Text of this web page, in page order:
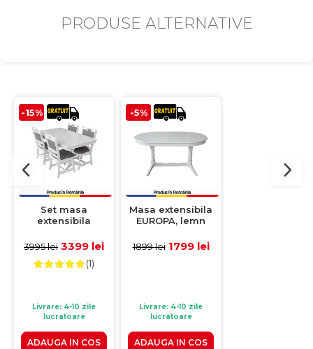
PRODUSE ALTERNATIVE
-15%
Set masa
extensibila
dreptunghiulara
FLANDER stofa gri,
3995 lei 3399 lei
(1)
Livrare: 4-10 zile
lucratoare
ADAUGA IN COS
-5%
Masa extensibila
EUROPA, lemn
160/240x90x70 cm
1899 lei 1799 lei
Livrare: 4-10 zile
lucratoare
ADAUGA IN COS